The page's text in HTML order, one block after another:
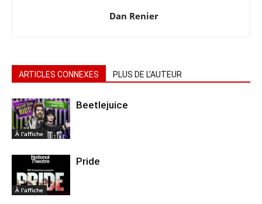
Dan Renier
ARTICLES CONNEXES PLUS DE L'AUTEUR
À l'affiche
Beetlejuice
À l'affiche
Pride